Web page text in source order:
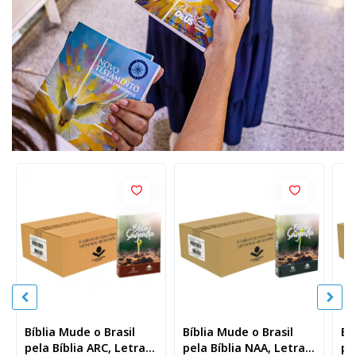
Bíblia Mude o Brasil
pela Bíblia ARC, Letra
Bíblia Mude o Brasil
pela Bíblia NAA, Letra